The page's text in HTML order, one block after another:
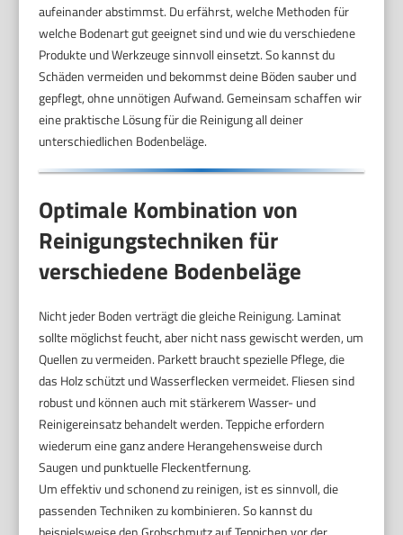
aufeinander abstimmst. Du erfährst, welche Methoden für
welche Bodenart gut geeignet sind und wie du verschiedene
Produkte und Werkzeuge sinnvoll einsetzt. So kannst du
Schäden vermeiden und bekommst deine Böden sauber und
gepflegt, ohne unnötigen Aufwand. Gemeinsam schaffen wir
eine praktische Lösung für die Reinigung all deiner
unterschiedlichen Bodenbeläge.
Optimale Kombination von
Reinigungstechniken für
verschiedene Bodenbeläge
Nicht jeder Boden verträgt die gleiche Reinigung. Laminat
sollte möglichst feucht, aber nicht nass gewischt werden, um
Quellen zu vermeiden. Parkett braucht spezielle Pflege, die
das Holz schützt und Wasserflecken vermeidet. Fliesen sind
robust und können auch mit stärkerem Wasser- und
Reinigereinsatz behandelt werden. Teppiche erfordern
wiederum eine ganz andere Herangehensweise durch
Saugen und punktuelle Fleckentfernung.
Um effektiv und schonend zu reinigen, ist es sinnvoll, die
passenden Techniken zu kombinieren. So kannst du